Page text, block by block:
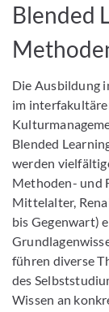
Blended
Die Ausbildung
im
Blended
werden
Methoden- und
Mittelalter,
bis Gegenwart)
führen diverse
des
Wissen an